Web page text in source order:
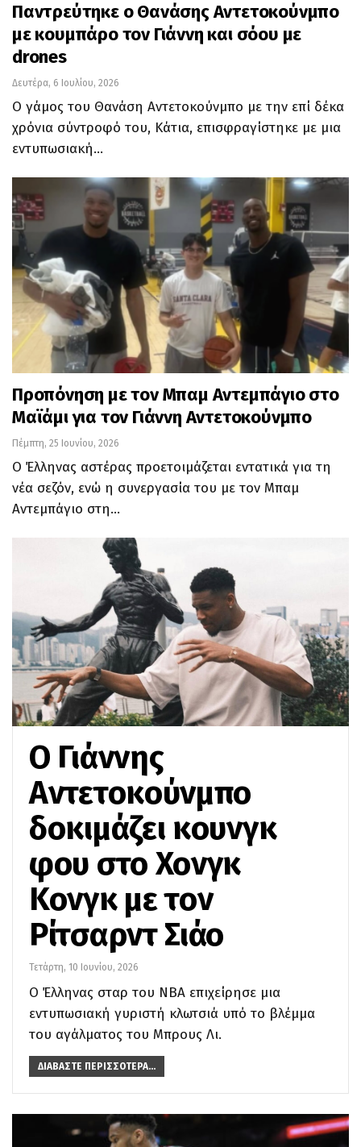
Παντρεύτηκε ο Θανάσης Αντετοκούνμπο
με κουμπάρο τον Γιάννη και σόου με
drones
Δευτέρα, 6 Ιουλίου, 2026
Ο γάμος του Θανάση Αντετοκούνμπο με την επί δέκα
χρόνια σύντροφό του, Κάτια, επισφραγίστηκε με μια
εντυπωσιακή…
Προπόνηση με τον Μπαμ Αντεμπάγιο στο
Μαϊάμι για τον Γιάννη Αντετοκούνμπο
Πέμπτη, 25 Ιουνίου, 2026
Ο Έλληνας αστέρας προετοιμάζεται εντατικά για τη
νέα σεζόν, ενώ η συνεργασία του με τον Μπαμ
Αντεμπάγιο στη…
Ο Γιάννης
Αντετοκούνμπο
δοκιμάζει κουνγκ
φου στο Χονγκ
Κονγκ με τον
Ρίτσαρντ Σιάο
Τετάρτη, 10 Ιουνίου, 2026
Ο Έλληνας σταρ του NBA επιχείρησε μια
εντυπωσιακή γυριστή κλωτσιά υπό το βλέμμα
του αγάλματος του Μπρους Λι.
ΔΙΑΒΆΣΤΕ ΠΕΡΙΣΣΌΤΕΡΑ...